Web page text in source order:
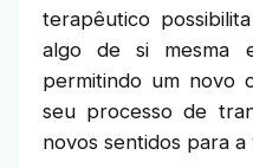
terapêutico
algo de si mesma
permitindo um novo
seu processo de
novos sentidos para a